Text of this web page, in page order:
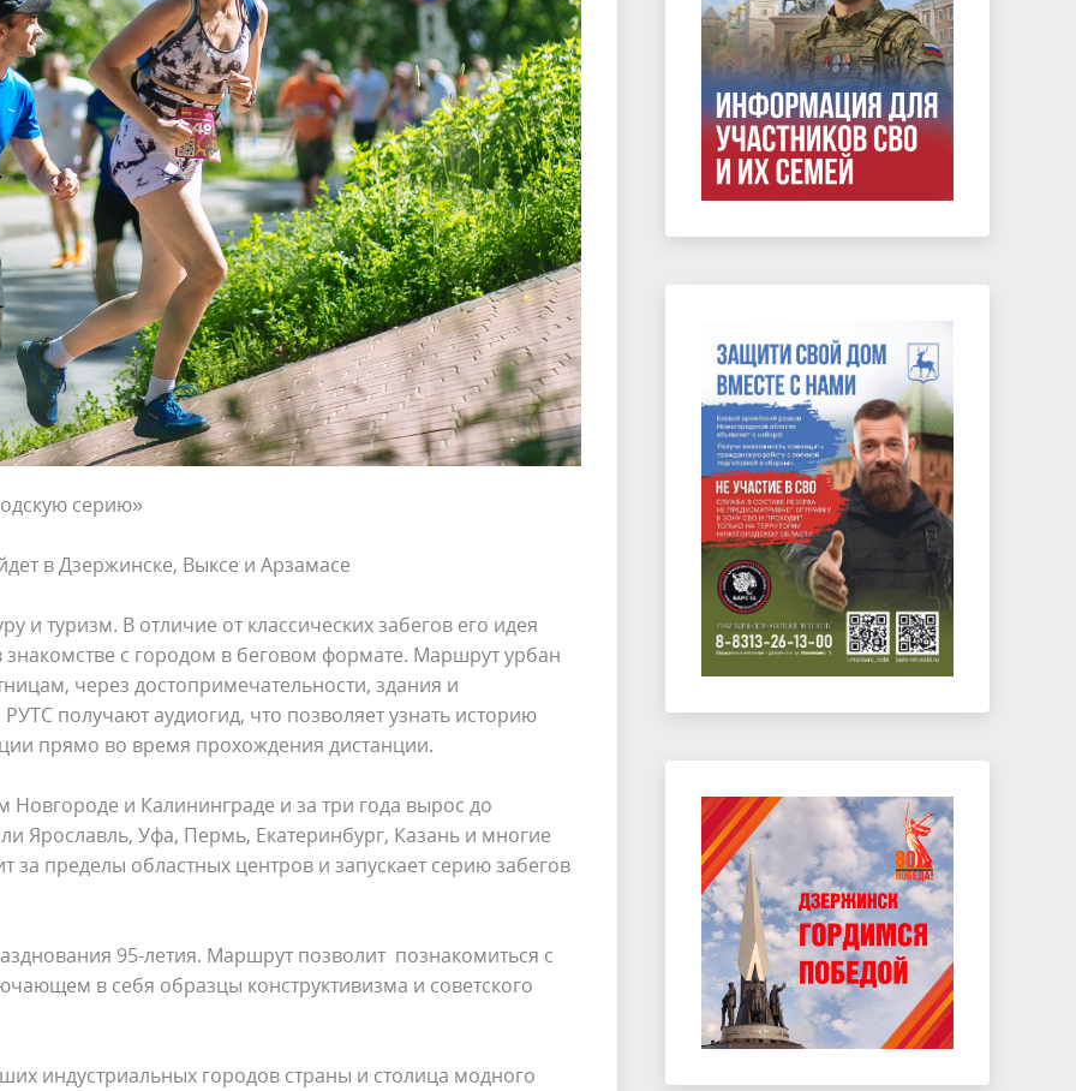
серию»
в Дзержинске, Выксе и Арзамасе
и туризм. В отличие от классических забегов его идея
знакомстве с городом в беговом формате. Маршрут урбан
через достопримечательности, здания и
получают аудиогид, что позволяет узнать историю
прямо во время прохождения дистанции.
и Калининграде и за три года вырос до
Ярославль, Уфа, Пермь, Екатеринбург, Казань и многие
за пределы областных центров и запускает серию забегов
95-летия. Маршрут позволит познакомиться с
в себя образцы конструктивизма и советского
индустриальных городов страны и столица модного